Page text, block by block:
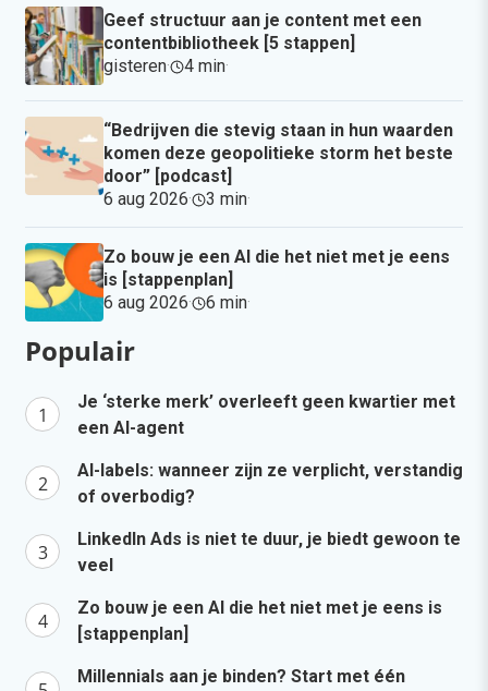
Geef structuur aan je content met een
contentbibliotheek [5 stappen]
gisteren· 4 min·
“Bedrijven die stevig staan in hun waarden
komen deze geopolitieke storm het beste
door” [podcast]
6 aug 2026· 3 min·
Zo bouw je een AI die het niet met je eens
is [stappenplan]
6 aug 2026· 6 min·
Populair
Je ‘sterke merk’ overleeft geen kwartier met
een AI-agent
AI-labels: wanneer zijn ze verplicht, verstandig
of overbodig?
LinkedIn Ads is niet te duur, je biedt gewoon te
veel
Zo bouw je een AI die het niet met je eens is
[stappenplan]
Millennials aan je binden? Start met één